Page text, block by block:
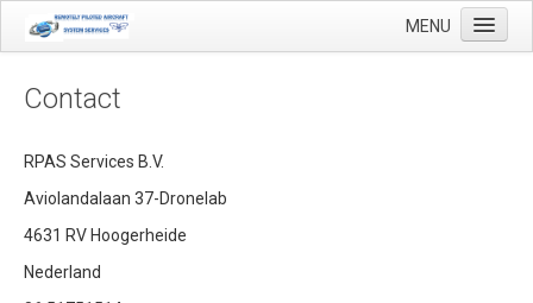
MENU
Start
Toepassingen
Precisielandbouw
Landmeetkundige en geo-mapping
Contact
RPAS Services B.V.
Aviolandalaan 37-Dronelab
4631 RV Hoogerheide
Nederland